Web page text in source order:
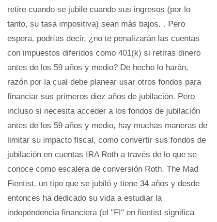
retire cuando se jubile cuando sus ingresos (por lo
tanto, su tasa impositiva) sean más bajos. . Pero
espera, podrías decir, ¿no te penalizarán las cuentas
con impuestos diferidos como 401(k) si retiras dinero
antes de los 59 años y medio? De hecho lo harán,
razón por la cual debe planear usar otros fondos para
financiar sus primeros diez años de jubilación. Pero
incluso si necesita acceder a los fondos de jubilación
antes de los 59 años y medio, hay muchas maneras de
limitar su impacto fiscal, como convertir sus fondos de
jubilación en cuentas IRA Roth a través de lo que se
conoce como escalera de conversión Roth. The Mad
Fientist, un tipo que se jubiló y tiene 34 años y desde
entonces ha dedicado su vida a estudiar la
independencia financiera (el "FI" en fientist significa